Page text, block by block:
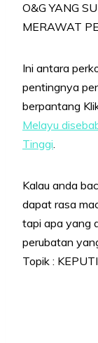
O&G YANG
MERAWAT
Ini antara
pentingnya
berpantang
Melayu
Tinggi.
Kalau anda
dapat rasa
tapi apa yang
perubatan
Topik :